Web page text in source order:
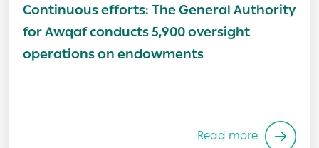
Continuous efforts: The General Authority
for Awqaf conducts 5,900 oversight
operations on endowments
Read more